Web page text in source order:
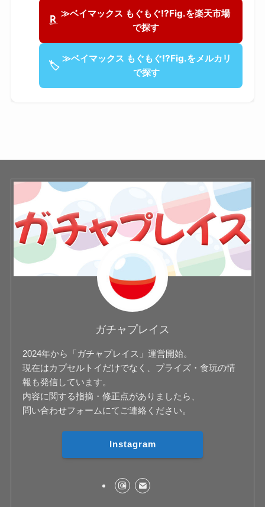
≫ベイマックス もぐもぐ!?Fig.を楽天市場
で探す
🏷
≫ベイマックス もぐもぐ!?Fig.をメルカリ
で探す
ガチャプレイス
2024年から「ガチャプレイス」運営開始。
現在はカプセルトイだけでなく、プライズ・食玩の情
報も発信しています。
内容に関する指摘・修正点がありましたら、
問い合わせフォームにてご連絡ください。
Instagram